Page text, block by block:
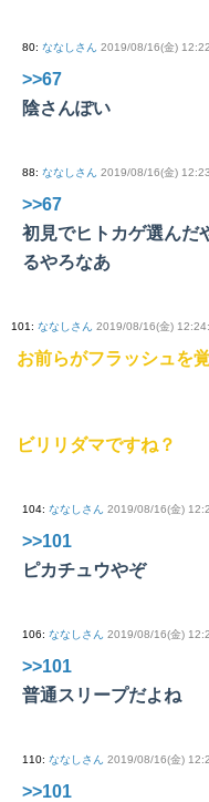
80: ななしさん 2019/08/16(金)
>>67
陰さんぽい
88: ななしさん 2019/08/16(金)
>>67
初見でヒトカゲ選んだ
るやろなあ
101: ななしさん 2019/08/16(金)
お前らがフラッシュを
ビリリダマですね？
104: ななしさん 2019/08/16(金)
>>101
ピカチュウやぞ
106: ななしさん 2019/08/16(金)
>>101
普通スリープだよね
110: ななしさん 2019/08/16(金)
>>101